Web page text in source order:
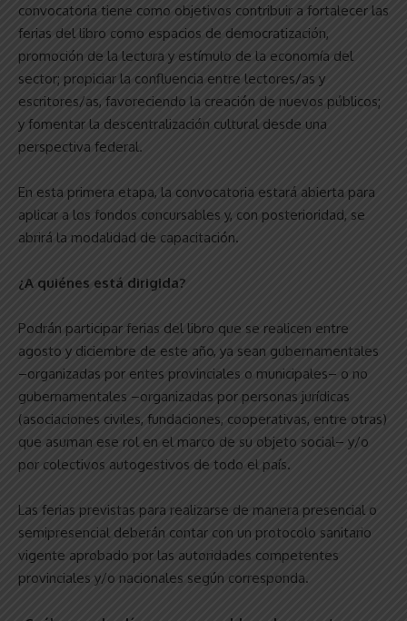
convocatoria tiene como objetivos contribuir a fortalecer las
ferias del libro como espacios de democratización,
promoción de la lectura y estímulo de la economía del
sector; propiciar la confluencia entre lectores/as y
escritores/as, favoreciendo la creación de nuevos públicos;
y fomentar la descentralización cultural desde una
perspectiva federal.
En esta primera etapa, la convocatoria estará abierta para
aplicar a los fondos concursables y, con posterioridad, se
abrirá la modalidad de capacitación.
¿A quiénes está dirigida?
Podrán participar ferias del libro que se realicen entre
agosto y diciembre de este año, ya sean gubernamentales
–organizadas por entes provinciales o municipales– o no
gubernamentales –organizadas por personas jurídicas
(asociaciones civiles, fundaciones, cooperativas, entre otras)
que asuman ese rol en el marco de su objeto social– y/o
por colectivos autogestivos de todo el país.
Las ferias previstas para realizarse de manera presencial o
semipresencial deberán contar con un protocolo sanitario
vigente aprobado por las autoridades competentes
provinciales y/o nacionales según corresponda.